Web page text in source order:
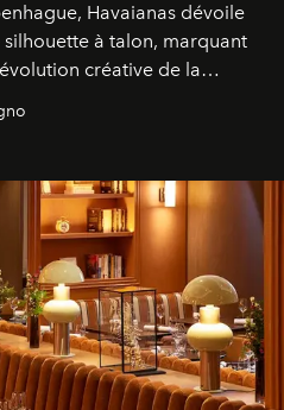
Havaianas dévoile
à talon, marquant
créative de la